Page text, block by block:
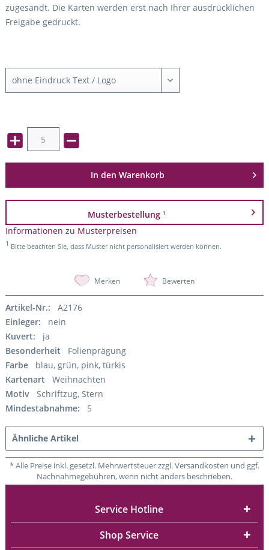
zugesandt. Die Karten werden erst nach Ihrer ausdrücklichen
Freigabe gedruckt.
In den Warenkorb
Musterbestellung 1
Informationen zu Musterpreisen
1 Bitte beachten Sie, dass Muster nicht personalisiert werden können.
Merken Bewerten
Artikel-Nr.:
A2176
Einleger:
nein
Kuvert:
ja
Besonderheit
Folienprägung
Farbe
blau, grün, pink, türkis
Kartenart
Weihnachten
Motiv
Schriftzug, Stern
Mindestabnahme:
5
Ähnliche Artikel
* Alle Preise inkl. gesetzl. Mehrwertsteuer zzgl. Versandkosten und ggf.
Nachnahmegebühren, wenn nicht anders beschrieben.
Service Hotline
Shop Service